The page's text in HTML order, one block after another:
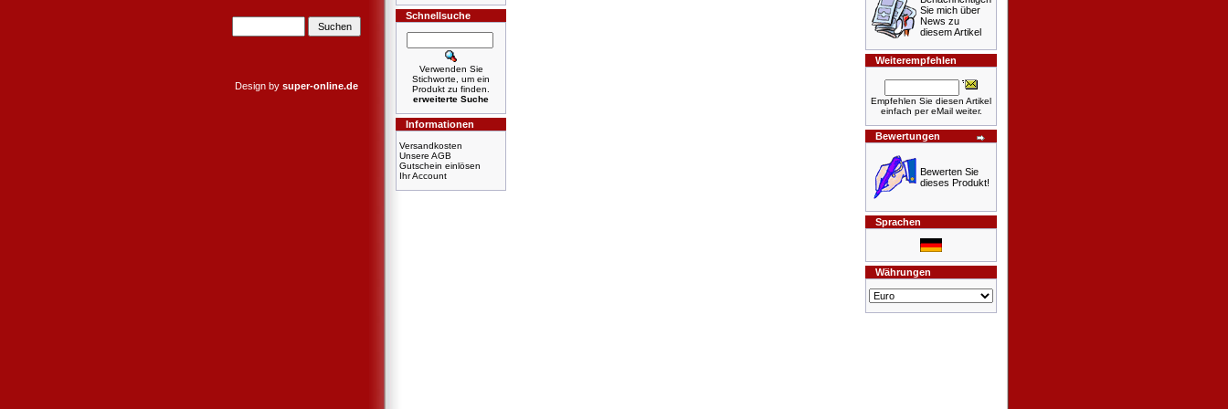
Design by super-online.de
Schnellsuche
Verwenden Sie
Stichworte, um ein
Produkt zu finden.
erweiterte Suche
Informationen
Versandkosten
Unsere AGB
Gutschein einlösen
Ihr Account
Sie mich über
News zu
diesem Artikel
Weiterempfehlen
Empfehlen Sie diesen Artikel
einfach per eMail weiter.
Bewertungen
Bewerten Sie
dieses Produkt!
Sprachen
Währungen